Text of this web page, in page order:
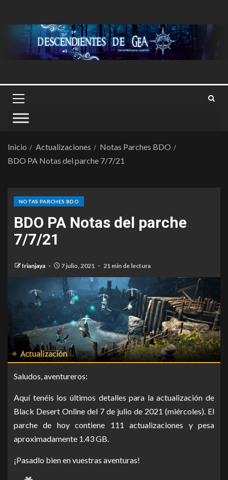
Inicio Actualizaciones
Notas Parches BDO
BDO PA Notas del parche 7/7/21
NOTAS PARCHES BDO
BDO PA Notas del parche
7/7/21
Irianjaya 7 julio, 2021 21 min de lectura
Saludos, aventureros:
Aquí tenéis los últimos detalles para la actualización de
Black Desert Online del 7 de julio de 2021 (miércoles). El
parche de hoy contiene 111 actualizaciones y pesa
aproximadamente 1.43 GB.
¡Pasadlo bien en vuestras aventuras!